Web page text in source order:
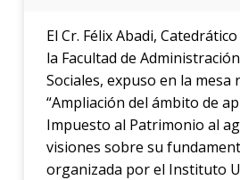
El Cr. Félix Abadi,
la Facultad de
Sociales, expuso en la mesa
“Ampliación del ámbito de
Impuesto al Patrimonio al
visiones sobre su
organizada por el Instituto